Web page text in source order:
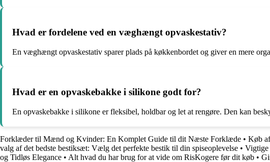
Hvad er fordelene ved en væghængt opvaskestativ?
En væghængt opvaskestativ sparer plads på køkkenbordet og giver en mere
Hvad er en opvaskebakke i silikone godt for?
En opvaskebakke i silikone er fleksibel, holdbar og let at rengøre. Den kan
Forklæder til Mænd og Kvinder: En Komplet Guide til dit Næste Forklæde • Køb
valg af det bedste bestiksæt: Vælg det perfekte bestik til din spiseoplevelse • Vigtige
og Tidløs Elegance • Alt hvad du har brug for at vide om RisKogere før dit køb •